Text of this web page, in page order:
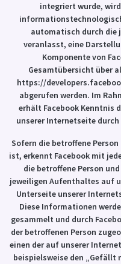
integriert wurde,
automatisch durch die
veranlasst, eine
Komponente von
Gesamtübersicht über
https://
abgerufen werden. Im
erhält Facebook Kenntnis
unserer Internetseite
Sofern die betroffene
ist, erkennt Facebook mit
die betroffene Person
jeweiligen Aufenthaltes auf
Unterseite unserer
Diese Informationen
gesammelt und durch
der betroffenen Person
einen der auf unserer
beispielsweise den